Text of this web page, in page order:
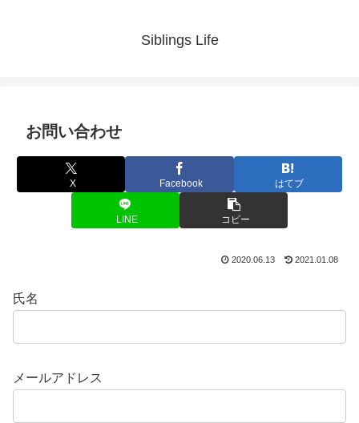
Siblings Life
お問い合わせ
X Facebook はてブ
LINE コピー
2020.06.13 2021.01.08
氏名
メールアドレス